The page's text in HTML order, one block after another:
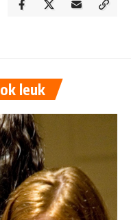
leuk